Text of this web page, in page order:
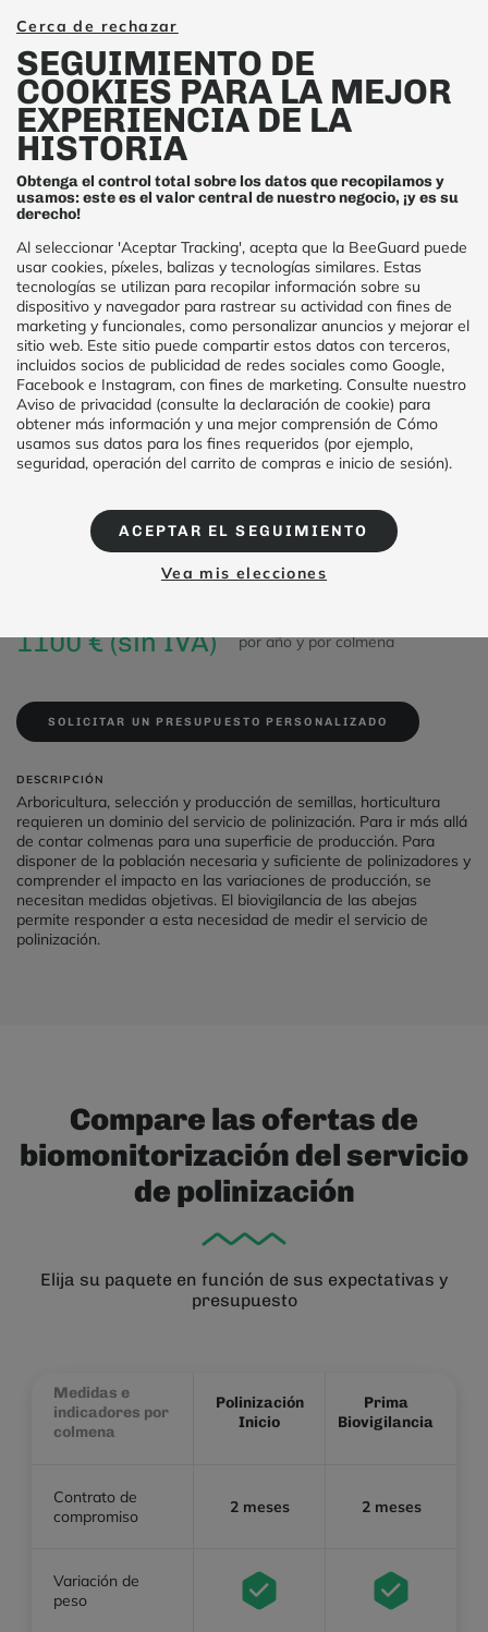
HOME BIOSURVEILLANCE BIOVIGILANCIA POLINIZACIÓN
Biovigilancia polinización
1100 € (sin IVA) por año y por colmena
SOLICITAR UN PRESUPUESTO PERSONALIZADO
DESCRIPCIÓN
Arboricultura, selección y producción de semillas, horticultura
requieren un dominio del servicio de polinización. Para ir más allá
de contar colmenas para una superficie de producción. Para
disponer de la población necesaria y suficiente de polinizadores y
comprender el impacto en las variaciones de producción, se
necesitan medidas objetivas. El biovigilancia de las abejas
permite responder a esta necesidad de medir el servicio de
polinización.
Compare las ofertas de
biomonitorización del servicio
de polinización
Elija su paquete en función de sus expectativas y
presupuesto
Medidas e
indicadores por
colmena
Polinización
Inicio
Prima
Biovigilancia
Contrato de
compromiso
2 meses 2 meses
Variación de
peso
Cerca de rechazar
SEGUIMIENTO DE
COOKIES PARA LA MEJOR
EXPERIENCIA DE LA
HISTORIA
Obtenga el control total sobre los datos que recopilamos y
usamos: este es el valor central de nuestro negocio, ¡y es su
derecho!
Al seleccionar 'Aceptar Tracking', acepta que la BeeGuard puede
usar cookies, píxeles, balizas y tecnologías similares. Estas
tecnologías se utilizan para recopilar información sobre su
dispositivo y navegador para rastrear su actividad con fines de
marketing y funcionales, como personalizar anuncios y mejorar el
sitio web. Este sitio puede compartir estos datos con terceros,
incluidos socios de publicidad de redes sociales como Google,
Facebook e Instagram, con fines de marketing. Consulte nuestro
Aviso de privacidad (consulte la declaración de cookie) para
obtener más información y una mejor comprensión de Cómo
usamos sus datos para los fines requeridos (por ejemplo,
seguridad, operación del carrito de compras e inicio de sesión).
ACEPTAR EL SEGUIMIENTO
Vea mis elecciones